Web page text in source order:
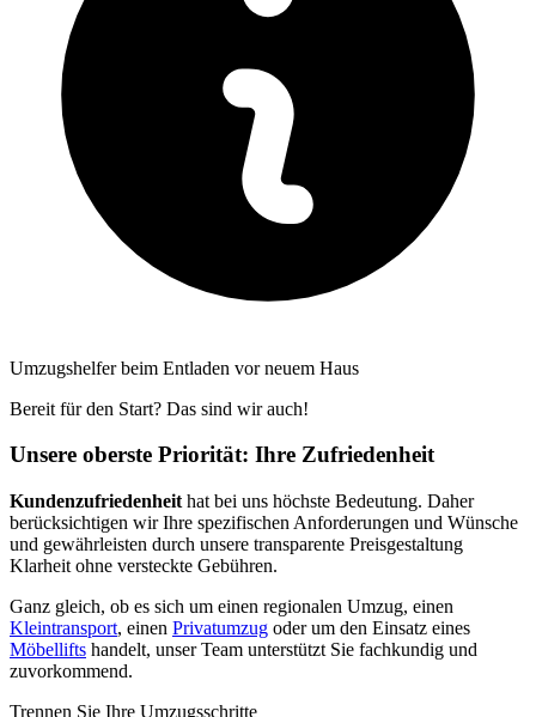
Umzugshelfer beim Entladen vor neuem Haus
Bereit für den Start? Das sind wir auch!
Unsere oberste Priorität: Ihre Zufriedenheit
Kundenzufriedenheit hat bei uns höchste Bedeutung. Daher
berücksichtigen wir Ihre spezifischen Anforderungen und Wünsche
und gewährleisten durch unsere transparente Preisgestaltung
Klarheit ohne versteckte Gebühren.
Ganz gleich, ob es sich um einen regionalen Umzug, einen
Kleintransport, einen Privatumzug oder um den Einsatz eines
Möbellifts handelt, unser Team unterstützt Sie fachkundig und
zuvorkommend.
Trennen Sie Ihre Umzugsschritte